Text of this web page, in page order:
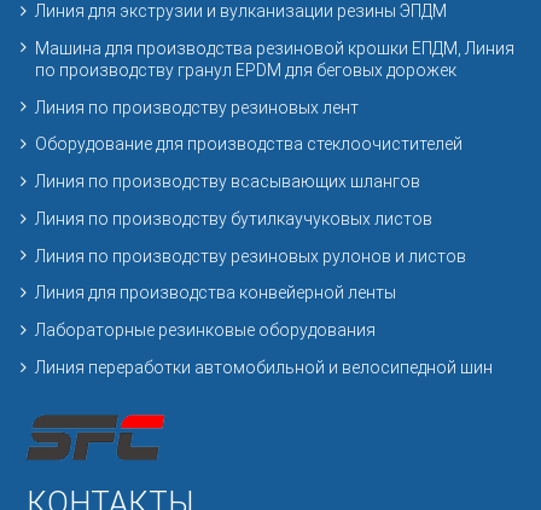
Линия для экструзии и вулканизации резины ЭПДМ
Машина для производства резиновой крошки ЕПДМ, Линия
по производству гранул EPDM для беговых дорожек
Линия по производству резиновых лент
Оборудование для производства стеклоочистителей
Линия по производству всасывающих шлангов
Линия по производству бутилкаучуковых листов
Линия по производству резиновых рулонов и листов
Линия для производства конвейерной ленты
Лабораторные резинковые оборудования
Линия переработки автомобильной и велосипедной шин